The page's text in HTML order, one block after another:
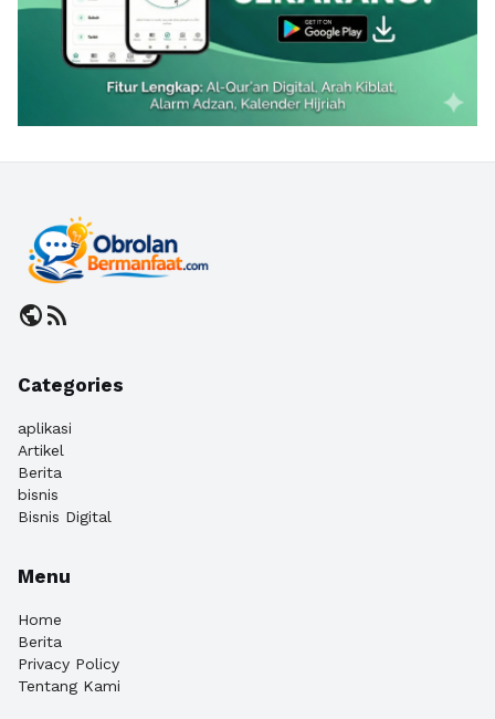
publicrss_feed
Categories
aplikasi
Artikel
Berita
bisnis
Bisnis Digital
Menu
Home
Berita
Privacy Policy
Tentang Kami